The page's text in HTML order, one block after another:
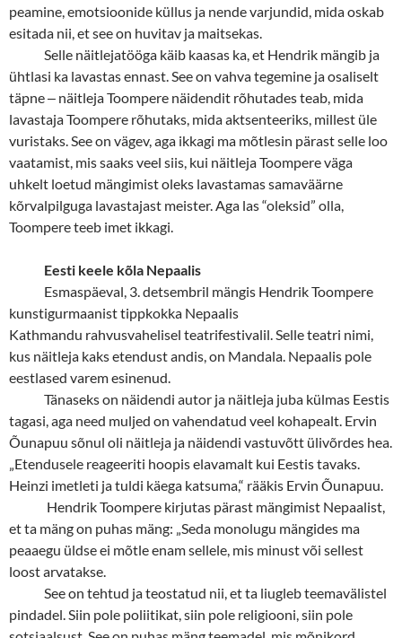
peamine, emotsioonide küllus ja nende varjundid, mida oskab
esitada nii, et see on huvitav ja maitsekas.
Selle näitlejatööga käib kaasas ka, et Hendrik mängib ja
ühtlasi ka lavastas ennast. See on vahva tegemine ja osaliselt
täpne‒ näitleja Toompere näidendit rõhutades teab, mida
lavastaja Toompere rõhutaks, mida aktsenteeriks, millest üle
vuristaks. See on vägev, aga ikkagi ma mõtlesin pärast selle loo
vaatamist, mis saaks veel siis, kui näitleja Toompere väga
uhkelt loetud mängimist oleks lavastamas samaväärne
kõrvalpilguga lavastajast meister. Aga las “oleksid” olla,
Toompere teeb imet ikkagi.
Eesti keele kõla Nepaalis
Esmaspäeval, 3. detsembril mängis Hendrik Toompere
kunstigurmaanist tippkokka Nepaalis
Kathmandu rahvusvahelisel teatrifestivalil. Selle teatri nimi,
kus näitleja kaks etendust andis, on Mandala. Nepaalis pole
eestlased varem esinenud.
Tänaseks on näidendi autor ja näitleja juba külmas Eestis
tagasi, aga need muljed on vahendatud veel kohapealt. Ervin
Õunapuu sõnul oli näitleja ja näidendi vastuvõtt ülivõrdes hea.
„Etendusele reageeriti hoopis elavamalt kui Eestis tavaks.
Heinzi imetleti ja tuldi käega katsuma,“ rääkis Ervin Õunapuu.
Hendrik Toompere kirjutas pärast mängimist Nepaalist,
et ta mäng on puhas mäng: „Seda monolugu mängides ma
peaaegu üldse ei mõtle enam sellele, mis minust või sellest
loost arvatakse.
See on tehtud ja teostatud nii, et ta liugleb teemavälistel
pindadel. Siin pole poliitikat, siin pole religiooni, siin pole